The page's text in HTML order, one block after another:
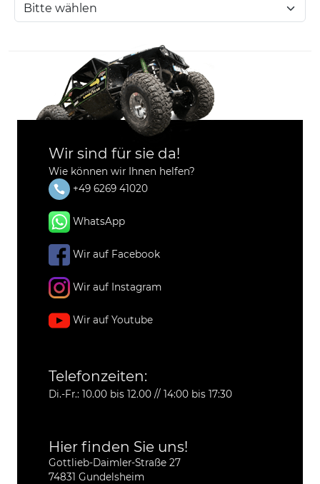
Wir sind für sie da!
Wie können wir Ihnen helfen?
+49 6269 41020
WhatsApp
Wir auf Facebook
Wir auf Instagram
Wir auf Youtube
Telefonzeiten:
Di.-Fr.: 10.00 bis 12.00 // 14:00 bis 17:30
Hier finden Sie uns!
Gottlieb-Daimler-Straße 27
74831 Gundelsheim